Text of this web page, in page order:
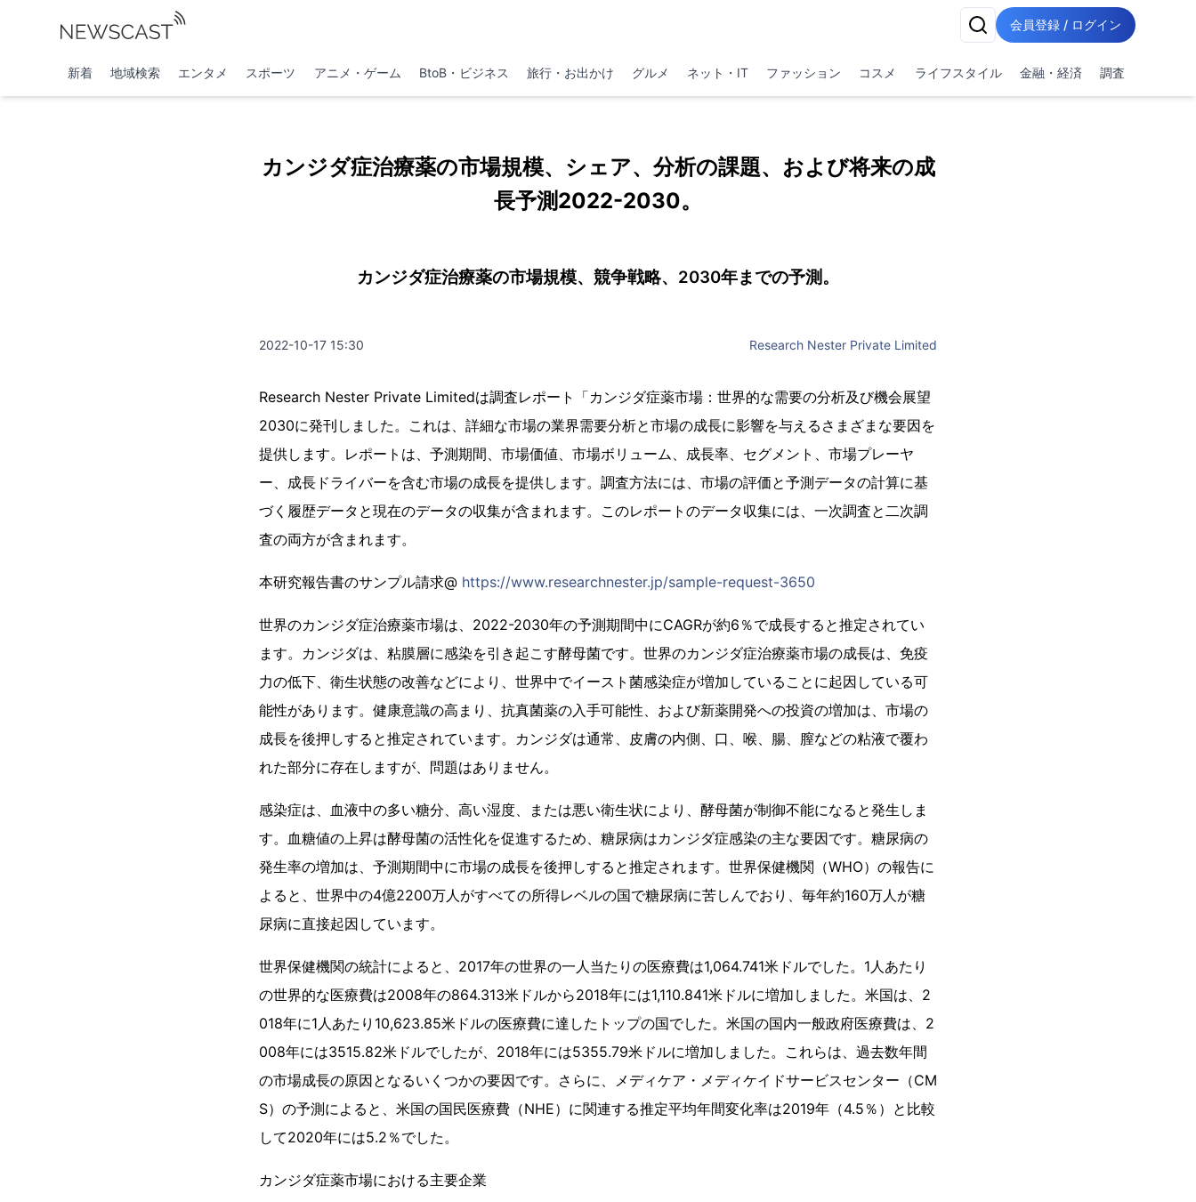
会員登録 / ログイン
新着 地域検索 エンタメ スポーツ アニメ・ゲーム BtoB・ビジネス 旅行・お出かけ グルメ ネット・IT ファッション コスメ ライフスタイル 金融・経済 調査
カンジダ症治療薬の市場規模、シェア、分析の課題、および将来の成
長予測2022-2030。
カンジダ症治療薬の市場規模、競争戦略、2030年までの予測。
2022-10-17 15:30 Research Nester Private Limited
Research Nester Private Limitedは調査レポート「カンジダ症薬市場：世界的な需要の分析及び機会展望
2030に発刊しました。これは、詳細な市場の業界需要分析と市場の成長に影響を与えるさまざまな要因を
提供します。レポートは、予測期間、市場価値、市場ボリューム、成長率、セグメント、市場プレーヤ
ー、成長ドライバーを含む市場の成長を提供します。調査方法には、市場の評価と予測データの計算に基
づく履歴データと現在のデータの収集が含まれます。このレポートのデータ収集には、一次調査と二次調
査の両方が含まれます。
本研究報告書のサンプル請求@ https://www.researchnester.jp/sample-request-3650
世界のカンジダ症治療薬市場は、2022-2030年の予測期間中にCAGRが約6％で成長すると推定されてい
ます。カンジダは、粘膜層に感染を引き起こす酵母菌です。世界のカンジダ症治療薬市場の成長は、免疫
力の低下、衛生状態の改善などにより、世界中でイースト菌感染症が増加していることに起因している可
能性があります。健康意識の高まり、抗真菌薬の入手可能性、および新薬開発への投資の増加は、市場の
成長を後押しすると推定されています。カンジダは通常、皮膚の内側、口、喉、腸、膣などの粘液で覆わ
れた部分に存在しますが、問題はありません。
感染症は、血液中の多い糖分、高い湿度、または悪い衛生状により、酵母菌が制御不能になると発生しま
す。血糖値の上昇は酵母菌の活性化を促進するため、糖尿病はカンジダ症感染の主な要因です。糖尿病の
発生率の増加は、予測期間中に市場の成長を後押しすると推定されます。世界保健機関（WHO）の報告に
よると、世界中の4億2200万人がすべての所得レベルの国で糖尿病に苦しんでおり、毎年約160万人が糖
尿病に直接起因しています。
世界保健機関の統計によると、2017年の世界の一人当たりの医療費は1,064.741米ドルでした。1人あたり
の世界的な医療費は2008年の864.313米ドルから2018年には1,110.841米ドルに増加しました。米国は、2
018年に1人あたり10,623.85米ドルの医療費に達したトップの国でした。米国の国内一般政府医療費は、2
008年には3515.82米ドルでしたが、2018年には5355.79米ドルに増加しました。これらは、過去数年間
の市場成長の原因となるいくつかの要因です。さらに、メディケア・メディケイドサービスセンター（CM
S）の予測によると、米国の国民医療費（NHE）に関連する推定平均年間変化率は2019年（4.5％）と比較
して2020年には5.2％でした。
カンジダ症薬市場における主要企業